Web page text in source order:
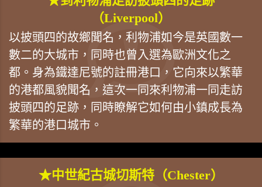
（Liverpool）
以披頭四的故鄉聞名，利物浦如今是英國數一
數二的大城市，同時也曾入選為歐洲文化之
都。身為鐵達尼號的註冊港口，它向來以繁華
的港都風貌聞名，這次一同來利物浦一同走訪
披頭四的足跡，同時瞭解它如何由小鎮成長為
繁華的港口城市。
★中世紀古城切斯特（Chester）